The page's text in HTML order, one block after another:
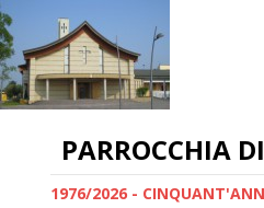
PARROCCHIA
1976/2026 -